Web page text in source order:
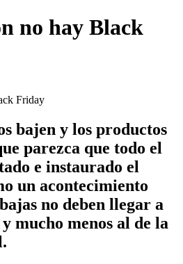
no hay Black
bajen y los productos
parezca que todo el
e instaurado el
un acontecimiento
no deben llegar a
mucho menos al de la